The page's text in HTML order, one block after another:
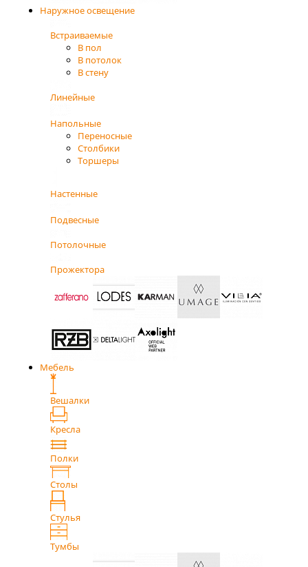
Наружное освещение
Встраиваемые
В пол
В потолок
В стену
Линейные
Напольные
Переносные
Столбики
Торшеры
Настенные
Подвесные
Потолочные
Прожектора
Мебель
Вешалки
Кресла
Полки
Столы
Стулья
Тумбы